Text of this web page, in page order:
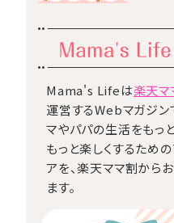
Mama's Lifeは楽天マ
運営するWebマガジン
マやパパの生活をもっと
もっと楽しくするため
アを、楽天ママ割から
ます。